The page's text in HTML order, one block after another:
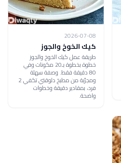
2026-07-08
كيك الخوخ والجوز
طريقة عمل كيك الخوخ والجوز
خطوة بخطوة بـ20 مكونات وفي
80 دقيقة فقط. وصفة سهلة
ومجرّبة من مطبخ دلوقتي تكفي 2
فرد، بمقادير دقيقة وخطوات
واضحة.